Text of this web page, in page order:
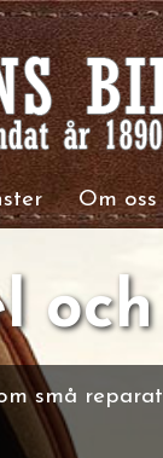
Om oss
små